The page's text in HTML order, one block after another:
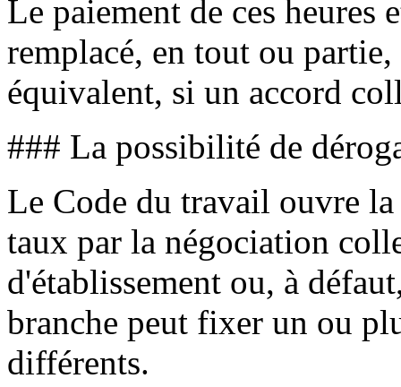
Le paiement de ces heures
remplacé, en tout ou
équivalent, si un accord
### La possibilité de
Le Code du travail ouvre
taux par la négociation
d'établissement ou, à
branche peut fixer un ou
différents.